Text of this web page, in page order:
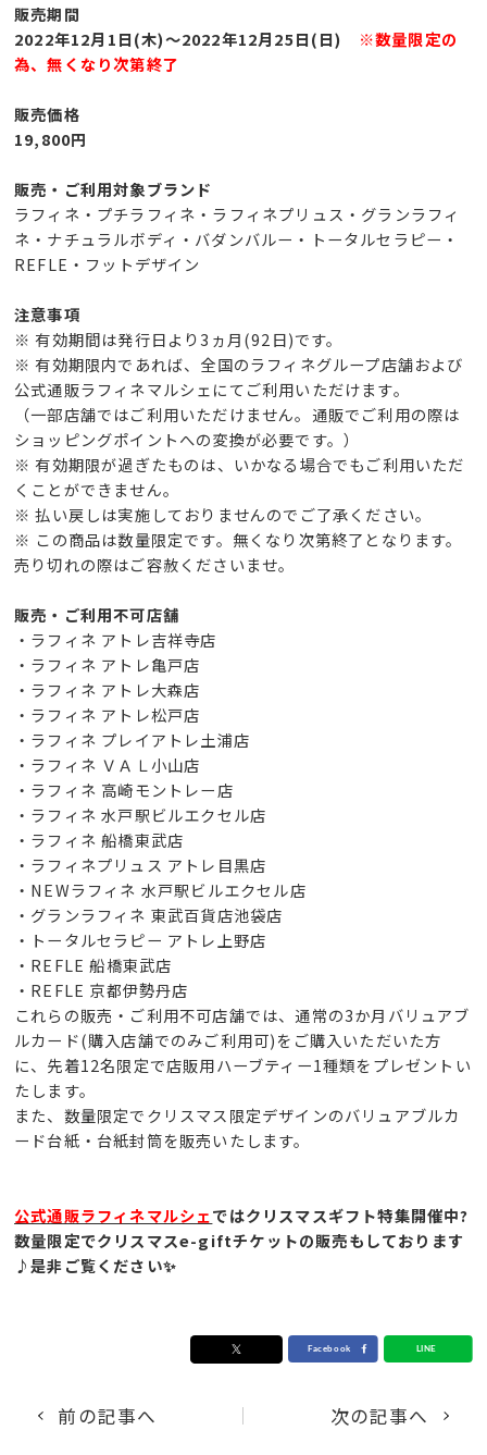
販売期間
2022年12月1日(木)～2022年12月25日(日)
※数量限定の
為、無くなり次第終了
販売価格
19,800円
販売・ご利用対象ブランド
ラフィネ・プチラフィネ・ラフィネプリュス・グランラフィ
ネ・ナチュラルボディ・バダンバルー・トータルセラピー・
REFLE・フットデザイン
注意事項
※ 有効期間は発行日より3ヵ月(92日)です。
※ 有効期限内であれば、全国のラフィネグループ店舗および
公式通販ラフィネマルシェにてご利用いただけます。
（一部店舗ではご利用いただけません。通販でご利用の際は
ショッピングポイントへの変換が必要です。）
※ 有効期限が過ぎたものは、いかなる場合でもご利用いただ
くことができません。
※ 払い戻しは実施しておりませんのでご了承ください。
※ この商品は数量限定です。無くなり次第終了となります。
売り切れの際はご容赦くださいませ。
販売・ご利用不可店舗
・ラフィネ アトレ吉祥寺店
・ラフィネ アトレ亀戸店
・ラフィネ アトレ大森店
・ラフィネ アトレ松戸店
・ラフィネ プレイアトレ土浦店
・ラフィネ ＶＡＬ小山店
・ラフィネ 高崎モントレー店
・ラフィネ 水戸駅ビルエクセル店
・ラフィネ 船橋東武店
・ラフィネプリュス アトレ目黒店
・NEWラフィネ 水戸駅ビルエクセル店
・グランラフィネ 東武百貨店池袋店
・トータルセラピー アトレ上野店
・REFLE 船橋東武店
・REFLE 京都伊勢丹店
これらの販売・ご利用不可店舗では、通常の3か月バリュアブ
ルカード(購入店舗でのみご利用可)をご購入いただいた方
に、先着12名限定で店販用ハーブティー1種類をプレゼントい
たします。
また、数量限定でクリスマス限定デザインのバリュアブルカ
ード台紙・台紙封筒を販売いたします。
公式通販ラフィネマルシェではクリスマスギフト特集開催中?
数量限定でクリスマスe-giftチケットの販売もしております
♪是非ご覧ください✨
前の記事へ 次の記事へ